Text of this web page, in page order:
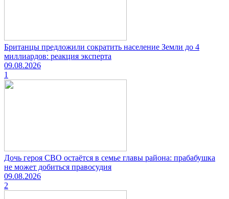
Британцы предложили сократить население Земли до 4
миллиардов: реакция эксперта
09.08.2026
1
Дочь героя СВО остаётся в семье главы района: прабабушка
не может добиться правосудия
09.08.2026
2